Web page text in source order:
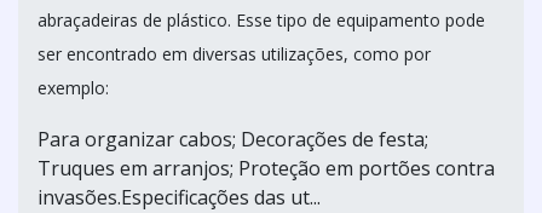
abraçadeiras de plástico. Esse tipo de equipamento pode
ser encontrado em diversas utilizações, como por
exemplo:
Para organizar cabos; Decorações de festa;
Truques em arranjos; Proteção em portões contra
invasões.Especificações das ut...